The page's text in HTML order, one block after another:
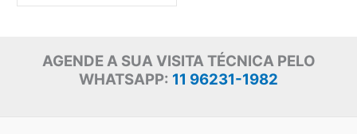
AGENDE A SUA VISITA TÉCNICA PELO
WHATSAPP: 11 96231-1982